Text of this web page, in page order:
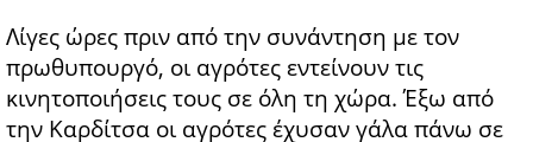
Λίγες ώρες πριν από την συνάντηση με τον
πρωθυπουργό, οι αγρότες εντείνουν τις
κινητοποιήσεις τους σε όλη τη χώρα. Έξω από
την Καρδίτσα οι αγρότες έχυσαν γάλα πάνω σε